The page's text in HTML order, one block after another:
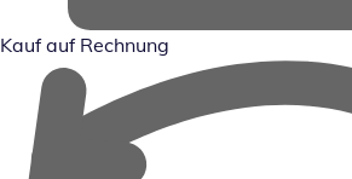
Kauf auf Rechnung